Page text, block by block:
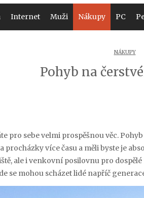
Internet Muži Nákupy PC
NÁKUPY
Pohyb na
pro sebe velmi prospěšnou věc.
procházky více času a měli byste je
ale i venkovní posilovnu pro
se mohou scházet lidé napříč